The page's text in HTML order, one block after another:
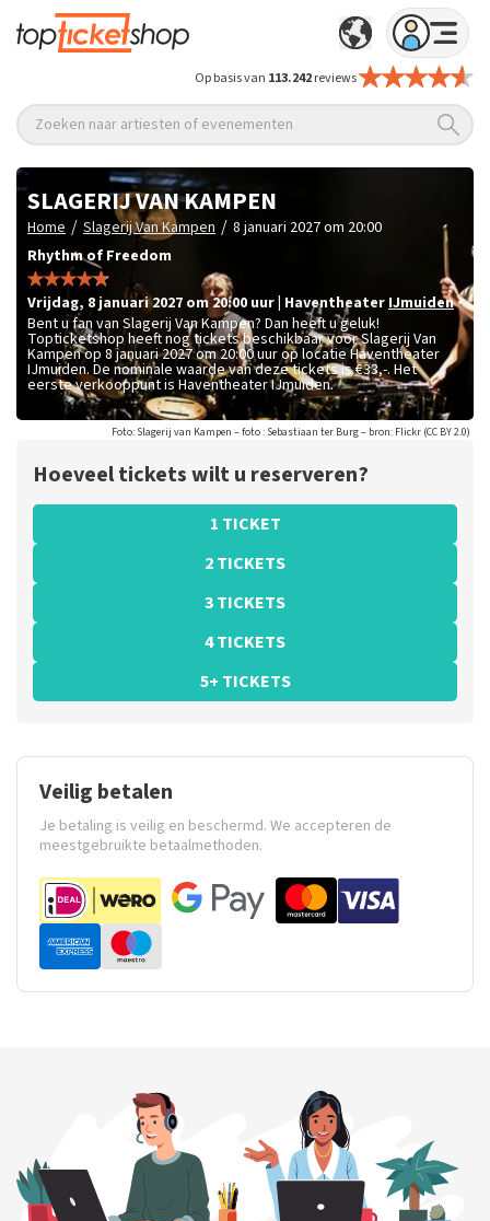
Op basis van 113.242reviews
Zoeken naar artiesten of evenementen
SLAGERIJ VAN KAMPEN
Home / Slagerij Van Kampen / 8 januari 2027 om 20:00
Rhythm of Freedom
vrijdag, 8 januari 2027 om 20:00 uur HaventheaterIJmuiden
Bent u fan van Slagerij Van Kampen? Dan heeft u geluk!
Topticketshop heeft nog tickets beschikbaar voor Slagerij Van
Kampen op 8 januari 2027 om 20:00 uur op locatie Haventheater
IJmuiden. De nominale waarde van deze tickets is€33,-. Het
eerste verkooppunt is Haventheater IJmuiden.
Foto: Slagerij van Kampen – foto : Sebastiaan ter Burg – bron: Flickr (CC BY 2.0)
Hoeveel tickets wilt u reserveren?
1 TICKET
2 TICKETS
3 TICKETS
4 TICKETS
5+ TICKETS
Veilig betalen
Je betaling is veilig en beschermd. We accepteren de
meestgebruikte betaalmethoden.